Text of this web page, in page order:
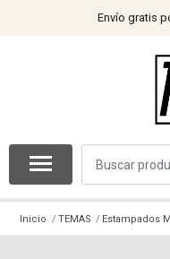
Envío gratis
Inicio TEMAS Estampados